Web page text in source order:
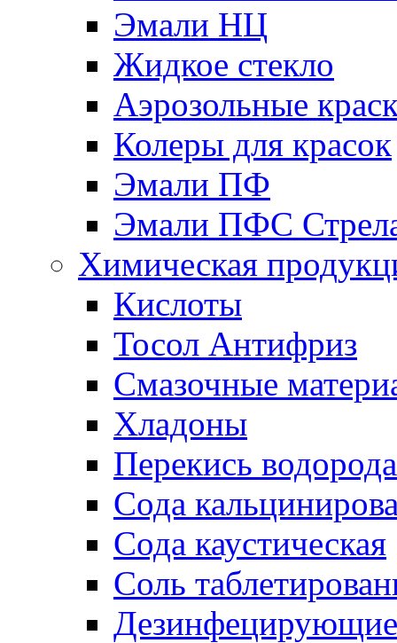
Эмали НЦ
Жидкое стекло
Аэрозольные
Колеры для красок
Эмали ПФ
Эмали ПФС
Химическая
Кислоты
Тосол Антифриз
Смазочные
Хладоны
Перекись водорода
Сода
Сода каустическая
Соль
Дезинфецирующие